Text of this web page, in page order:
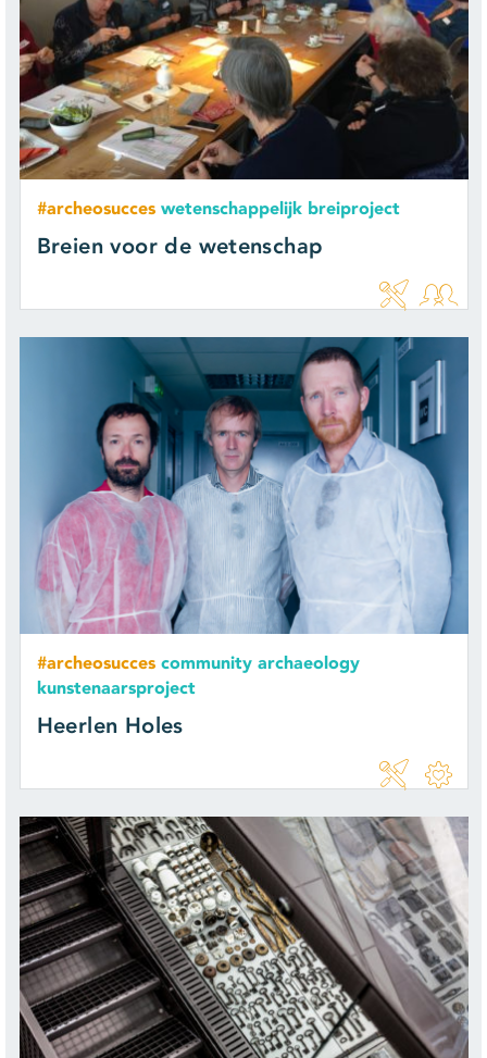
#archeosucces wetenschappelijk breiproject
Breien voor de wetenschap
#archeosucces community archaeology
kunstenaarsproject
Heerlen Holes